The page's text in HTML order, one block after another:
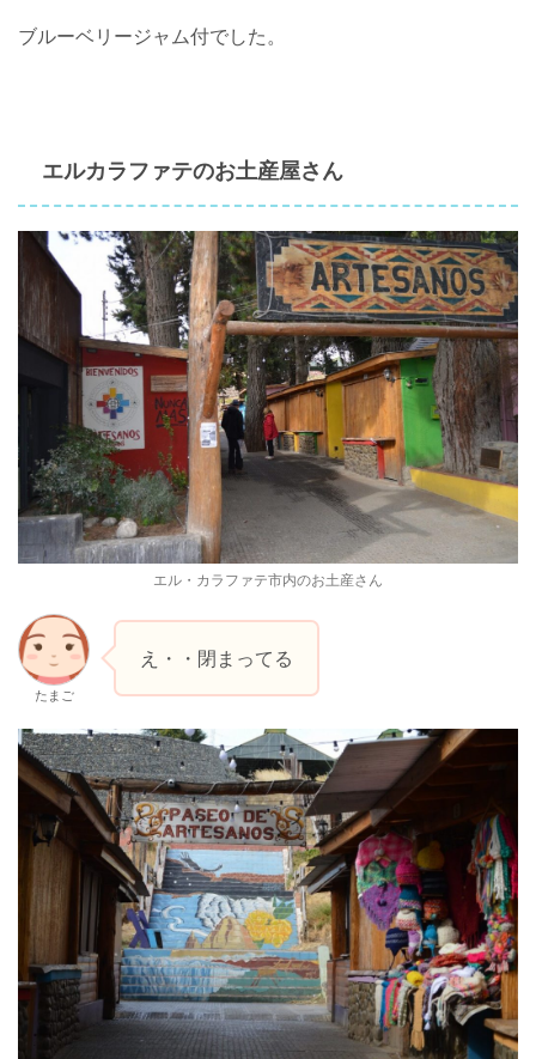
ブルーベリージャム付でした。
エルカラファテのお土産屋さん
エル・カラファテ市内のお土産さん
たまご
え・・閉まってる